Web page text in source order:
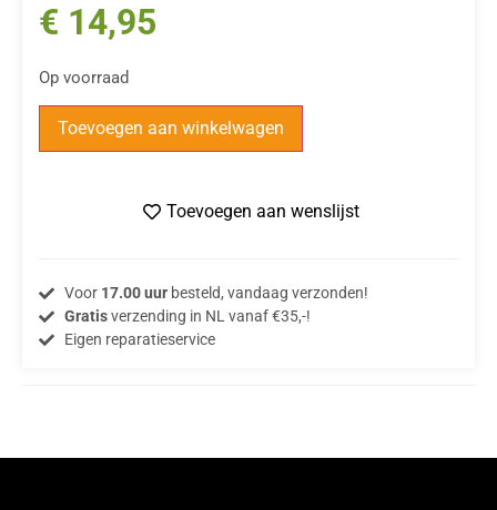
€ 14,95
Op voorraad
Toevoegen aan winkelwagen
Toevoegen aan wenslijst
Voor 17.00 uurbesteld, vandaag verzonden!
Gratisverzending in NL vanaf €35,-!
Eigen reparatieservice